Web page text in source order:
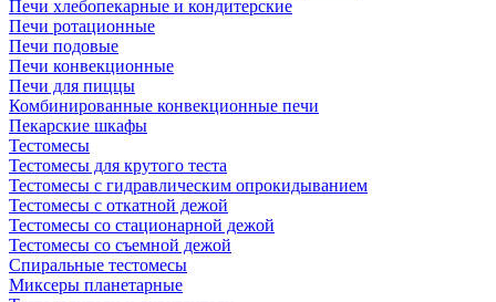
Печи хлебопекарные и кондитерские
Печи ротационные
Печи подовые
Печи конвекционные
Печи для пиццы
Комбинированные конвекционные печи
Пекарские шкафы
Тестомесы
Тестомесы для крутого теста
Тестомесы с гидравлическим опрокидыванием
Тестомесы с откатной дежой
Тестомесы со стационарной дежой
Тестомесы со съемной дежой
Спиральные тестомесы
Миксеры планетарные